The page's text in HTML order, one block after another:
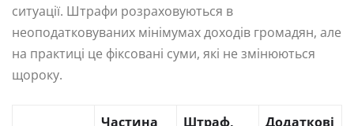
ситуації. Штрафи розраховуються в
неоподатковуваних мінімумах доходів громадян, але
на практиці це фіксовані суми, які не змінюються
щороку.
Частина Штраф, Додаткові